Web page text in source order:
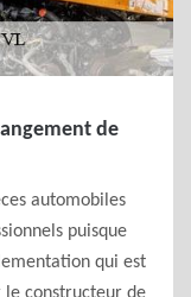
de
automobiles
puisque
qui est